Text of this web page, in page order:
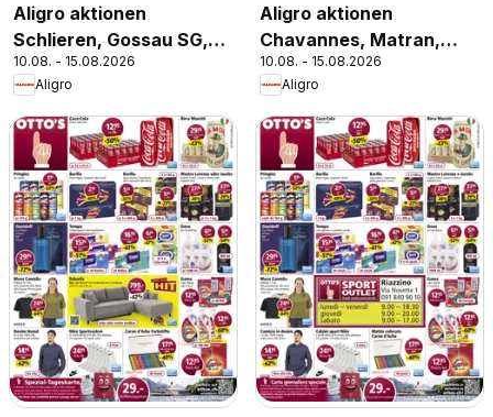
Aligro aktionen
Schlieren, Gossau SG,
Frauenfeld, Rapperswil-
Jona, Sargans, Bern
10.08. - 15.08.2026
Aligro
Aligro aktionen
Chavannes, Matran,
Genf, Sitten
10.08. - 15.08.2026
Aligro